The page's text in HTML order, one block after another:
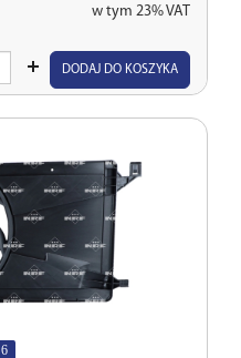
w tym 23% VAT
DODAJ DO KOSZYKA
6